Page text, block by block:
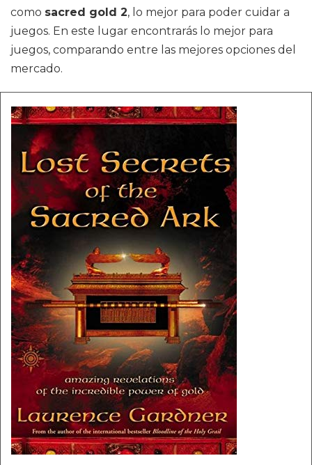
como sacred gold 2, lo mejor para poder cuidar a
juegos. En este lugar encontrarás lo mejor para
juegos, comparando entre las mejores opciones del
mercado.